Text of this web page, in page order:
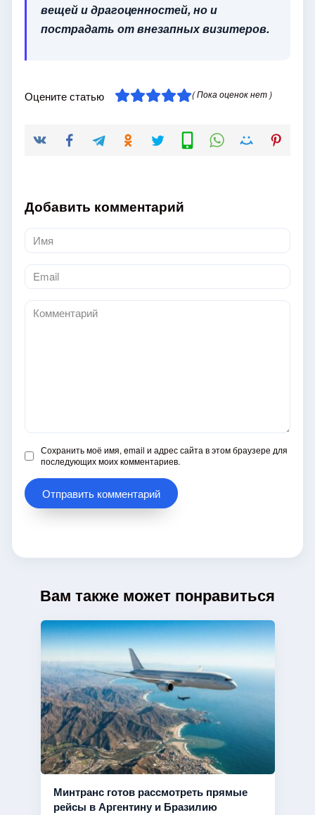
вещей и драгоценностей, но и
пострадать от внезапных визитеров.
Оцените статью ( Пока оценок нет )
Добавить комментарий
Имя
*
Email
*
Комментарий
Сохранить моё имя, email и адрес сайта в этом браузере для
последующих моих комментариев.
Вам также может понравиться
Минтранс готов рассмотреть прямые
рейсы в Аргентину и Бразилию